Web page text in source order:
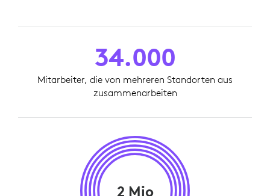
34.000
Mitarbeiter, die von mehreren Standorten aus
zusammenarbeiten
2 Mio